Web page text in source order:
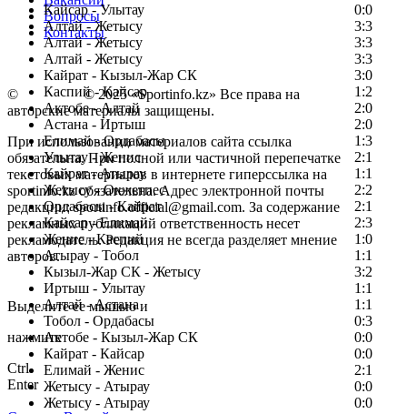
Кайсар - Улытау
0:0
Алтай - Жетысу
3:3
Алтай - Жетысу
3:3
Алтай - Жетысу
3:3
Кайрат - Кызыл-Жар СК
3:0
Каспий - Кайсар
1:2
Актобе - Алтай
2:0
Астана - Иртыш
2:0
Елимай - Ордабасы
1:3
Улытау - Женис
2:1
Кайрат - Атырау
1:1
Жетысу - Окжетпес
2:2
Ордабасы - Кайрат
2:1
Кайсар - Елимай
2:3
Женис - Каспий
1:0
Атырау - Тобол
1:1
Кызыл-Жар СК - Жетысу
3:2
Иртыш - Улытау
1:1
Алтай - Астана
1:1
Тобол - Ордабасы
0:3
Актобе - Кызыл-Жар СК
0:0
Кайрат - Кайсар
0:0
Елимай - Женис
2:1
Жетысу - Атырау
0:0
Жетысу - Атырау
0:0
Вопросы
Контакты
© Copyright© 2025 «Sportinfo.kz» Все права на
авторские материалы защищены.
При использовании материалов сайта ссылка
обязательна. При полной или частичной перепечатке
текстовых материалов в интернете гиперссылка на
sportinfo.kz обязательна. Адрес электронной почты
редакции: sportinfo.official@gmail.com. За содержание
рекламных публикаций ответственность несет
рекламодатель. Редакция не всегда разделяет мнение
авторов.
Заметили ошибку в тексте?
Выделите ее мышью и
нажмите
Ctrl
Enter